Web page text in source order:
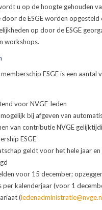
u op de hoogte gehouden
de ESGE worden opgesteld
op door de ESGE
workshops.
ESGE is een aantal
voor NVGE-leden
mogelijk bij afgeven van
van contributie NVGE
ESGE
geldt voor het hele jaar
voor 15 december;
per kalenderjaar (voor 1
(